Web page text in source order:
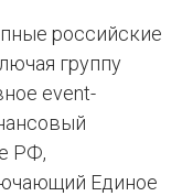
российские
группу
event-
РФ,
Единое